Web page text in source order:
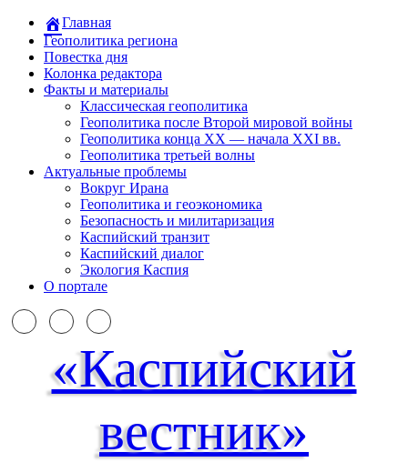
Главная
Геополитика региона
Повестка дня
Колонка редактора
Факты и материалы
Классическая геополитика
Геополитика после Второй мировой войны
Геополитика конца XX — начала XXI вв.
Геополитика третьей волны
Актуальные проблемы
Вокруг Ирана
Геополитика и геоэкономика
Безопасность и милитаризация
Каспийский транзит
Каспийский диалог
Экология Каспия
О портале
«Каспийский
вестник»